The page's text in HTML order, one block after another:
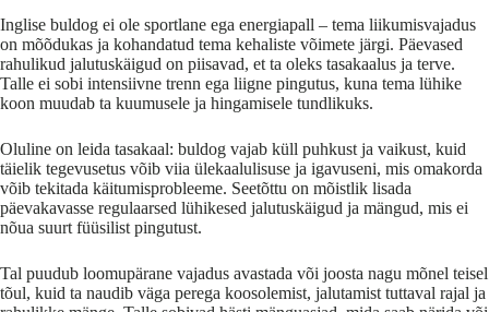
Inglise buldog ei ole sportlane ega energiapall – tema liikumisvajadus
on mõõdukas ja kohandatud tema kehaliste võimete järgi. Päevased
rahulikud jalutuskäigud on piisavad, et ta oleks tasakaalus ja terve.
Talle ei sobi intensiivne trenn ega liigne pingutus, kuna tema lühike
koon muudab ta kuumusele ja hingamisele tundlikuks.
Oluline on leida tasakaal: buldog vajab küll puhkust ja vaikust, kuid
täielik tegevusetus võib viia ülekaalulisuse ja igavuseni, mis omakorda
võib tekitada käitumisprobleeme. Seetõttu on mõistlik lisada
päevakavasse regulaarsed lühikesed jalutuskäigud ja mängud, mis ei
nõua suurt füüsilist pingutust.
Tal puudub loomupärane vajadus avastada või joosta nagu mõnel teisel
tõul, kuid ta naudib väga perega koosolemist, jalutamist tuttaval rajal ja